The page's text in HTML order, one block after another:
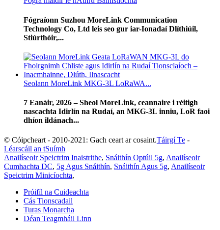
Fógraíonn Suzhou MoreLink Communication
Technology Co, Ltd leis seo gur iar-Ionadaí Dlíthiúil,
Stiúrthóir,...
Seolann MoreLink MKG-3L LoRaWA...
7 Eanáir, 2026 – Sheol MoreLink, ceannaire i réitigh
nascachta Idirlín na Rudaí, an MKG-3L inniu, LoR faoi
dhíon ildánach...
© Cóipcheart - 2010-2021: Gach ceart ar cosaint.Táirgí Te -
Léarscáil an tSuímh
Anailíseoir Speictrim Inaistrithe, Snáithín Optúil 5g, Anailíseoir
Cumhachta DC, 5g Agus Snáithín, Snáithín Agus 5g, Anailíseoir
Speictrim Minicíochta,
Próifíl na Cuideachta
Cás Tionscadail
Turas Monarcha
Déan Teagmháil Linn